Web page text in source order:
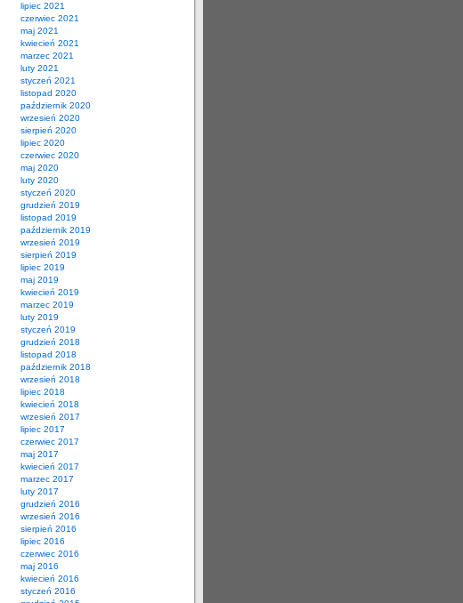
lipiec 2021
czerwiec 2021
maj 2021
kwiecień 2021
marzec 2021
luty 2021
styczeń 2021
listopad 2020
październik 2020
wrzesień 2020
sierpień 2020
lipiec 2020
czerwiec 2020
maj 2020
luty 2020
styczeń 2020
grudzień 2019
listopad 2019
październik 2019
wrzesień 2019
sierpień 2019
lipiec 2019
maj 2019
kwiecień 2019
marzec 2019
luty 2019
styczeń 2019
grudzień 2018
listopad 2018
październik 2018
wrzesień 2018
lipiec 2018
kwiecień 2018
wrzesień 2017
lipiec 2017
czerwiec 2017
maj 2017
kwiecień 2017
marzec 2017
luty 2017
grudzień 2016
wrzesień 2016
sierpień 2016
lipiec 2016
czerwiec 2016
maj 2016
kwiecień 2016
styczeń 2016